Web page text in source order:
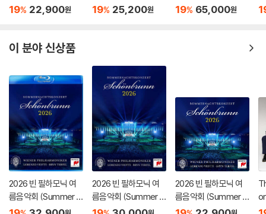
벤: 바이올린 소나타 5
lin Sonatas Nos. 5 "S
19% 22,900원
32번 (Beethoven: Pi
19% 25,200원
전곡 외 (Schubert: C
19% 65,000원
이 분야 신상품
2026 빈 필하모닉 여
름음악회 (Summer Ni
ght Concert 2026)
2026 빈 필하모닉 여
름음악회 (Summer Ni
ght Concert 2026)
2026 빈 필하모닉 여
름음악회 (Summer Ni
ght Concert 2026)